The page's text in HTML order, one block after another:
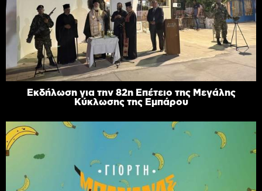
Εκδήλωση για την 82η Επέτειο της Μεγάλης
Κύκλωσης της Εμπάρου